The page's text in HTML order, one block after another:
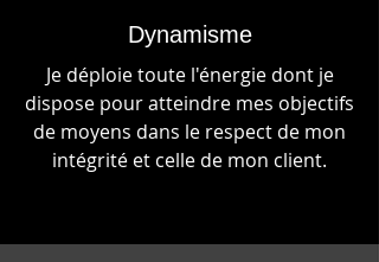
Dynamisme
Je déploie toute l'énergie dont je
dispose pour atteindre mes objectifs
de moyens dans le respect de mon
intégrité et celle de mon client.